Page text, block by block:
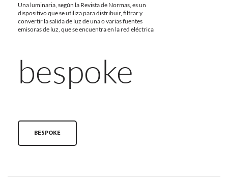
Una luminaria, según la Revista de Normas, es un
dispositivo que se utiliza para distribuir, filtrar y
convertir la salida de luz de una o varias fuentes
emisoras de luz, que se encuentra en la red eléctrica
bespoke
BESPOKE